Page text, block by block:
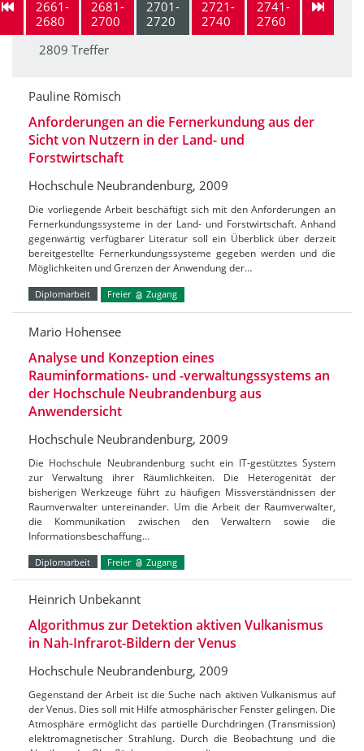
2661-
2680
2681-
2700
2701-
2720
2721-
2740
2741-
2760
2809 Treffer
Pauline Römisch
Anforderungen an die Fernerkundung aus der
Sicht von Nutzern in der Land- und
Forstwirtschaft
Hochschule Neubrandenburg, 2009
Die vorliegende Arbeit beschäftigt sich mit den Anforderungen an
Fernerkundungssysteme in der Land- und Forstwirtschaft. Anhand
gegenwärtig verfügbarer Literatur soll ein Überblick über derzeit
bereitgestellte Fernerkundungssysteme gegeben werden und die
Möglichkeiten und Grenzen der Anwendung der…
Diplomarbeit Freier Zugang
Mario Hohensee
Analyse und Konzeption eines
Rauminformations- und -verwaltungssystems an
der Hochschule Neubrandenburg aus
Anwendersicht
Hochschule Neubrandenburg, 2009
Die Hochschule Neubrandenburg sucht ein IT-gestütztes System
zur Verwaltung ihrer Räumlichkeiten. Die Heterogenität der
bisherigen Werkzeuge führt zu häufigen Missverständnissen der
Raumverwalter untereinander. Um die Arbeit der Raumverwalter,
die Kommunikation zwischen den Verwaltern sowie die
Informationsbeschaffung…
Diplomarbeit Freier Zugang
Heinrich Unbekannt
Algorithmus zur Detektion aktiven Vulkanismus
in Nah-Infrarot-Bildern der Venus
Hochschule Neubrandenburg, 2009
Gegenstand der Arbeit ist die Suche nach aktiven Vulkanismus auf
der Venus. Dies soll mit Hilfe atmosphärischer Fenster gelingen. Die
Atmosphäre ermöglicht das partielle Durchdringen (Transmission)
elektromagnetischer Strahlung. Durch die Beobachtung und die